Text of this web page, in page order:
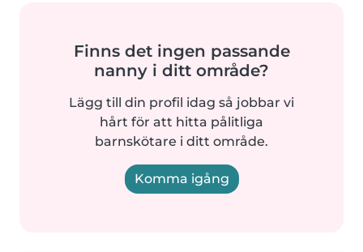
Finns det ingen passande
nanny i ditt område?
Lägg till din profil idag så jobbar vi
hårt för att hitta pålitliga
barnskötare i ditt område.
Komma igång